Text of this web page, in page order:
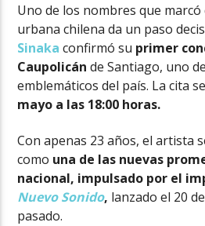
Uno de los nombres que marcó
urbana chilena da un paso
Sinaka confirmó su primer
Caupolicán de Santiago, uno
emblemáticos del país. La cita
mayo a las 18:00 horas.
Con apenas 23 años, el artista
como una de las nuevas
nacional, impulsado por el
Nuevo Sonido, lanzado el 20
pasado.